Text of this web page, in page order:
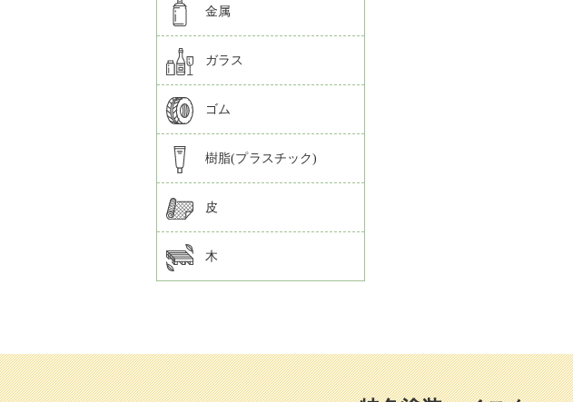
金属
ガラス
ゴム
樹脂(プラスチック)
皮
木